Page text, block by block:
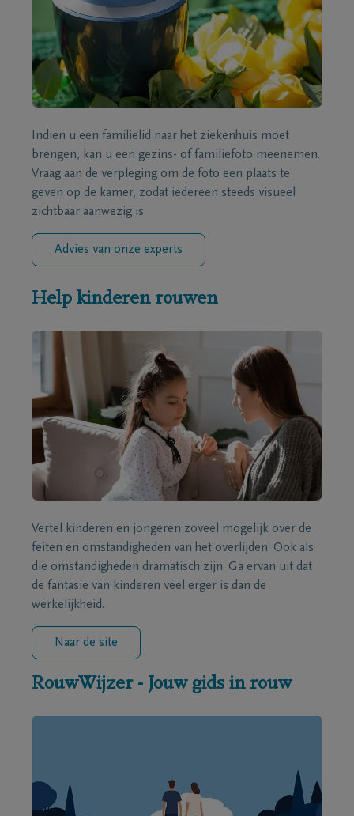
Indien u een familielid naar het ziekenhuis moet
brengen, kan u een gezins- of familiefoto meenemen.
Vraag aan de verpleging om de foto een plaats te
geven op de kamer, zodat iedereen steeds visueel
zichtbaar aanwezig is.
Advies van onze experts
Help kinderen rouwen
Vertel kinderen en jongeren zoveel mogelijk over de
feiten en omstandigheden van het overlijden. Ook als
die omstandigheden dramatisch zijn. Ga ervan uit dat
de fantasie van kinderen veel erger is dan de
werkelijkheid.
Naar de site
RouwWijzer - Jouw gids in rouw